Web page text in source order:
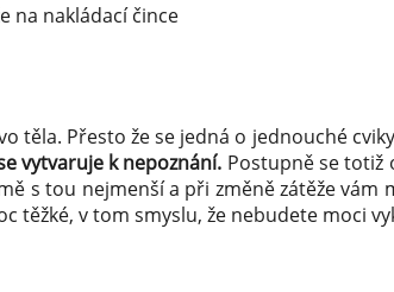
na nakládací čince
těla. Přesto že se jedná o jednouché
vytvaruje k nepoznání. Postupně se totiž
s tou nejmenší a při změně zátěže vám
těžké, v tom smyslu, že nebudete moci